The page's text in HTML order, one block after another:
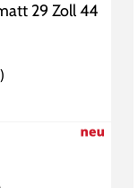
29 Zoll 44